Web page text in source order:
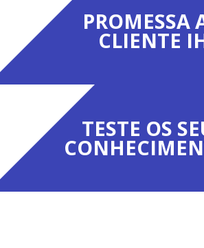
PROMESSA
CLIENTE
TESTE OS